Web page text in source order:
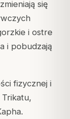
się
i ostre
i pobudzają
fizycznej i